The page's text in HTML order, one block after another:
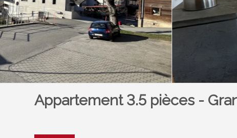
Appartement 3.5 pièces -